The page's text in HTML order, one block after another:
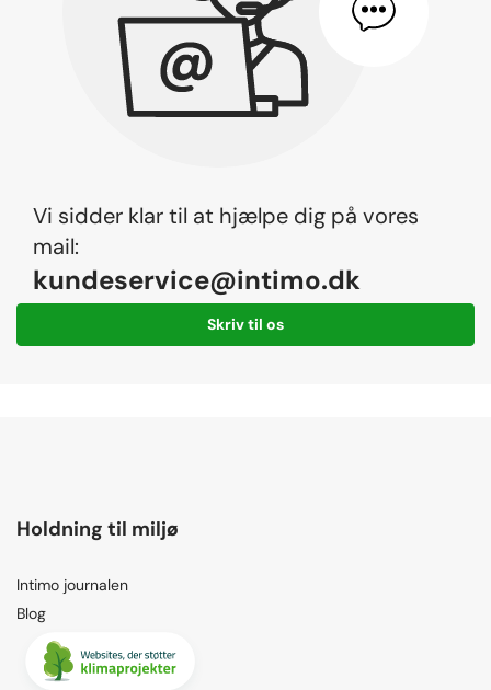
Vi sidder klar til at hjælpe dig på vores
mail:
kundeservice@intimo.dk
Skriv til os
Holdning til miljø
Intimo journalen
Blog